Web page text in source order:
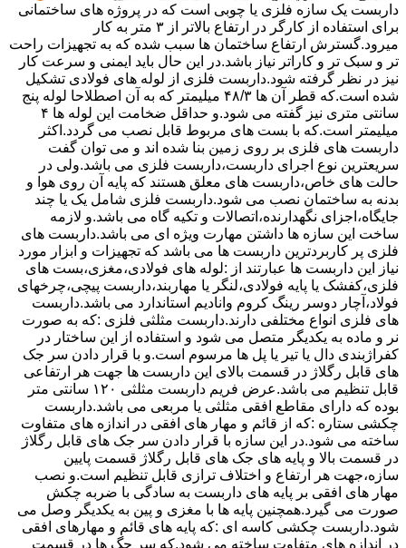
داربست یک سازه فلزی یا چوبی است که در پروژه های ساختمانی
برای استفاده از کارگر در ارتفاع بالاتر از ۳ متر به کار
میرود.گسترش ارتفاع ساختمان ها سبب شده که به تجهیزات راحت
تر و سبک تر و کاراتر نیاز باشد.در این حال باید ایمنی و سرعت کار
نیز در نظر گرفته شود.داربست فلزی از لوله های فولادی تشکیل
شده است.که قطر آن ها ۴۸/۳ میلیمتر که به آن اصطلاحا لوله پنج
سانتی متری نیز گفته می شود.و حداقل ضخامت این لوله ها ۴
میلیمتر است.که با بست های مربوط قابل نصب می گردد.اکثر
داربست های فلزی بر روی زمین بنا شده اند و می توان گفت
سریعترین نوع اجرای داربست،داربست فلزی می باشد.ولی در
حالت های خاص،داربست های معلق هستند که پایه آن روی هوا و
بدنه به ساختمان نصب می شود.داربست فلزی شامل یک یا چند
جایگاه،اجزای نگهدارنده،اتصالات و تکیه گاه می باشد.و لازمه
ساخت این سازه ها داشتن مهارت ویژه ای می باشد.داربست های
فلزی پر کاربردترین داربست ها می باشد که تجهیزات و ابزار مورد
نیاز این داربست ها عبارتند از :لوله های فولادی،مغزی،بست های
فلزی،کفشک یا پایه فولادی،لنگر یا مهاربند،داربست پیچی،چرخهای
فولاد،آچار دوسر رینگ کروم وانادیم استاندارد می باشد.داربست
های فلزی انواع مختلفی دارند.داربست مثلثی فلزی :که به صورت
نر و ماده به یکدیگر متصل می شود و استفاده از این ساختار در
کفراژبندی دال یا تیر یا پل ها مرسوم است.و با قرار دادن سر جک
های قابل رگلاژ در قسمت بالای این داربست ها جهت هر ارتفاعی
قابل تنظیم می باشد.عرض فریم داربست مثلثی ۱۲۰ سانتی متر
بوده که دارای مقاطع افقی مثلثی یا مربعی می باشد.داربست
چکشی ستاره :که از قائم و مهار های افقی در اندازه های متفاوت
ساخته می شود.در این سازه با قرار دادن سر جک های قابل رگلاژ
در قسمت بالا و پایه های جک های قابل رگلاژ قسمت پایین
سازه،جهت هر ارتفاع و اختلاف ترازی قابل تنظیم است.و نصب
مهار های افقی بر پایه های داربست به سادگی با ضربه چکش
صورت می گیرد.همچنین پایه ها با مغزی و پین به یکدیگر وصل می
شود.داربست چکشی کاسه ای :که پایه های قائم و مهارهای افقی
در اندازه های متفاوت ساخته می شود.که سر جگ ها در قسمت